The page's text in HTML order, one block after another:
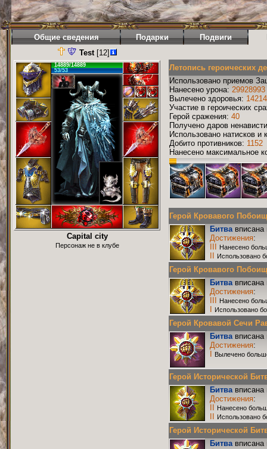
Общие сведения Подарки Подвиги
Test[12]
14889/14889
53/53
Capital city
Персонаж не в клубе
Летопись героических
Использовано приемов
Нанесено урона: 29928993
Вылечено здоровья:
Участие в героических
Герой сражения: 40
Получено даров
Использовано натисков и
Добито противников: 1152
Нанесено максимальное
Герой Кровавого
Битвавписана
Достижения:
Нанесено
Использовано
Герой Кровавого
Битвавписана
Достижения:
Нанесено
Использовано
Герой Кровавой Сечи
Битвавписана
Достижения:
Вылечено
Герой Исторической
Битвавписана
Достижения:
Нанесено
Использовано
Герой Исторической
Битвавписана